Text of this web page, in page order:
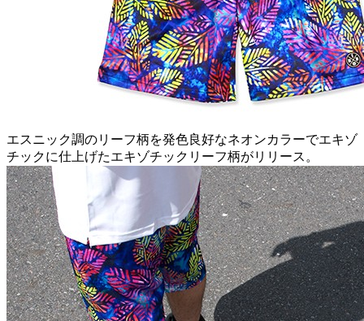
エスニック調のリーフ柄を発色良好なネオンカラーでエキゾ
チックに仕上げたエキゾチックリーフ柄がリリース。